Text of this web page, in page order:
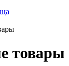
товары